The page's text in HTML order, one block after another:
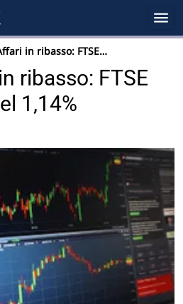
in ribasso: FTSE…
ribasso: FTSE
1,14%